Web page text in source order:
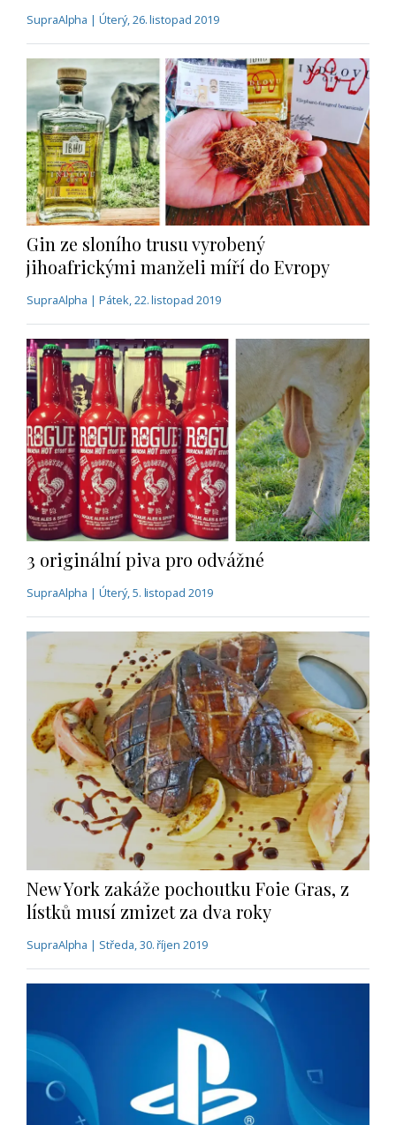
SupraAlpha | Úterý, 26. listopad 2019
Gin ze sloního trusu vyrobený
jihoafrickými manželi míří do Evropy
SupraAlpha | Pátek, 22. listopad 2019
3 originální piva pro odvážné
SupraAlpha | Úterý, 5. listopad 2019
New York zakáže pochoutku Foie Gras, z
lístků musí zmizet za dva roky
SupraAlpha | Středa, 30. říjen 2019